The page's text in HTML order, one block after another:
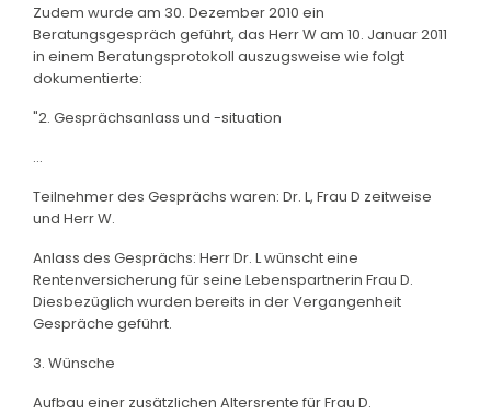
Zudem wurde am 30. Dezember 2010 ein
Beratungsgespräch geführt, das Herr W am 10. Januar 2011
in einem Beratungsprotokoll auszugsweise wie folgt
dokumentierte:
"2. Gesprächsanlass und -situation
...
Teilnehmer des Gesprächs waren: Dr. L, Frau D zeitweise
und Herr W.
Anlass des Gesprächs: Herr Dr. L wünscht eine
Rentenversicherung für seine Lebenspartnerin Frau D.
Diesbezüglich wurden bereits in der Vergangenheit
Gespräche geführt.
3. Wünsche
Aufbau einer zusätzlichen Altersrente für Frau D.